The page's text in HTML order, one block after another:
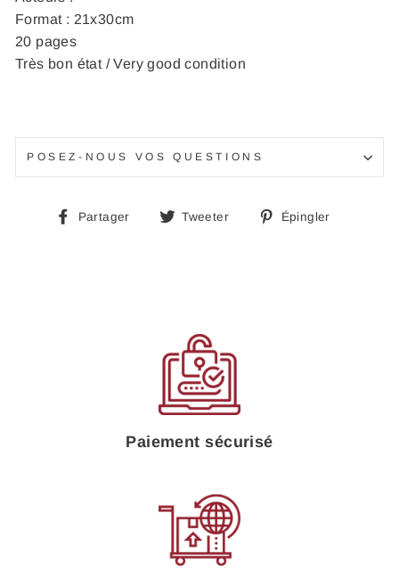
Format : 21x30cm
20 pages
Très bon état / Very good condition
POSEZ-NOUS VOS QUESTIONS
Partager
PartagerTweeter
TweeterÉpingler
Paiement sécurisé